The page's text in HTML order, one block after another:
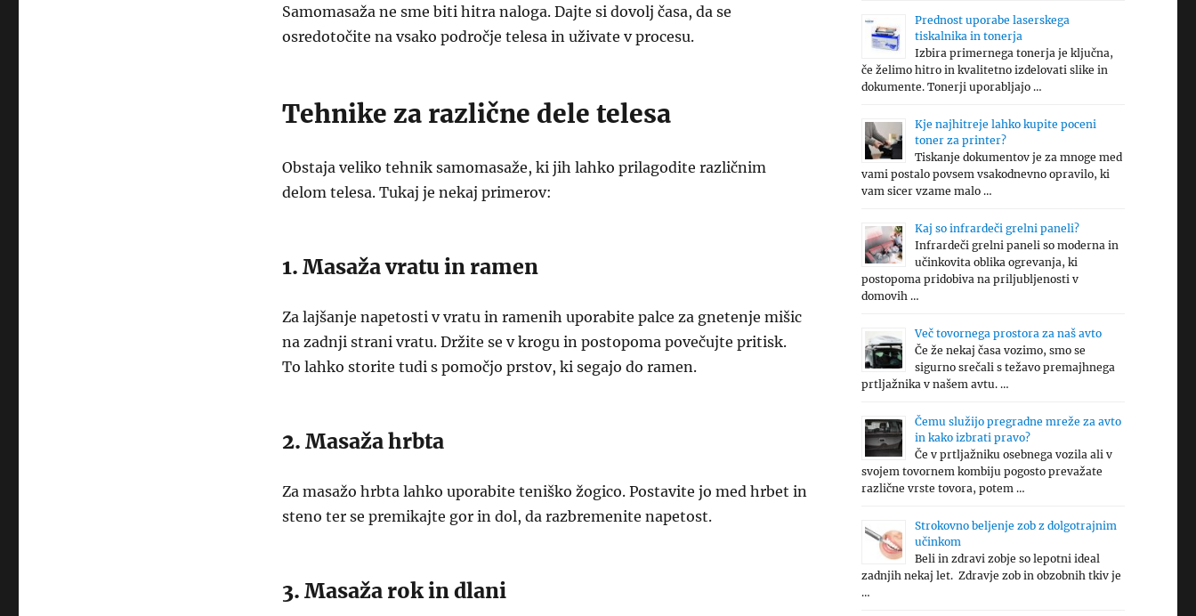
Samomasaža ne sme biti hitra naloga. Dajte si dovolj časa, da se
osredotočite na vsako področje telesa in uživate v procesu.
Tehnike za različne dele telesa
Obstaja veliko tehnik samomasaže, ki jih lahko prilagodite različnim
delom telesa. Tukaj je nekaj primerov:
1. Masaža vratu in ramen
Za lajšanje napetosti v vratu in ramenih uporabite palce za gnetenje mišic
na zadnji strani vratu. Držite se v krogu in postopoma povečujte pritisk.
To lahko storite tudi s pomočjo prstov, ki segajo do ramen.
2. Masaža hrbta
Za masažo hrbta lahko uporabite teniško žogico. Postavite jo med hrbet in
steno ter se premikajte gor in dol, da razbremenite napetost.
3. Masaža rok in dlani
Prednost uporabe laserskega
tiskalnika in tonerja
Izbira primernega tonerja je ključna,
če želimo hitro in kvalitetno izdelovati slike in
dokumente. Tonerji uporabljajo …
Kje najhitreje lahko kupite poceni
toner za printer?
Tiskanje dokumentov je za mnoge med
vami postalo povsem vsakodnevno opravilo, ki
vam sicer vzame malo …
Kaj so infrardeči grelni paneli?
Infrardeči grelni paneli so moderna in
učinkovita oblika ogrevanja, ki
postopoma pridobiva na priljubljenosti v
domovih …
Več tovornega prostora za naš avto
Če že nekaj časa vozimo, smo se
sigurno srečali s težavo premajhnega
prtljažnika v našem avtu. …
Čemu služijo pregradne mreže za avto
in kako izbrati pravo?
Če v prtljažniku osebnega vozila ali v
svojem tovornem kombiju pogosto prevažate
različne vrste tovora, potem …
Strokovno beljenje zob z dolgotrajnim
učinkom
Beli in zdravi zobje so lepotni ideal
zadnjih nekaj let. Zdravje zob in obzobnih tkiv je
…